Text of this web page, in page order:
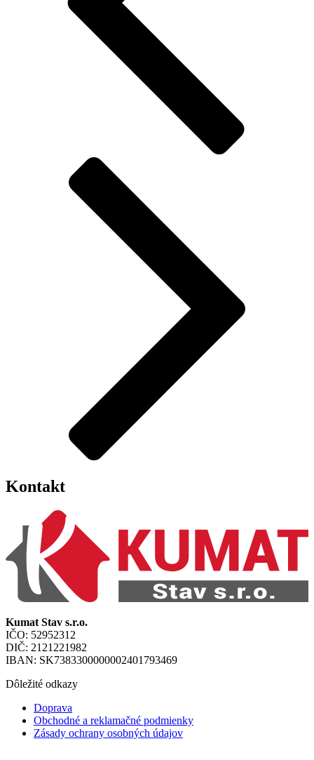
Kontakt
Kumat Stav s.r.o.
IČO: 52952312
DIČ: 2121221982
IBAN: SK7383300000002401793469
Dôležité odkazy
Doprava
Obchodné a reklamačné podmienky
Zásady ochrany osobných údajov